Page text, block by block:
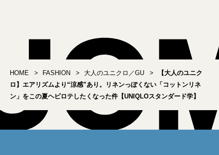
HOME FASHION 大人のユニクロ／GU
【大人のユニク
ロ】エアリズムより“涼感”あり。リネンっぽくない「コットンリネ
ン」をこの夏ヘビロテしたくなった件【UNIQLOスタンダード学】